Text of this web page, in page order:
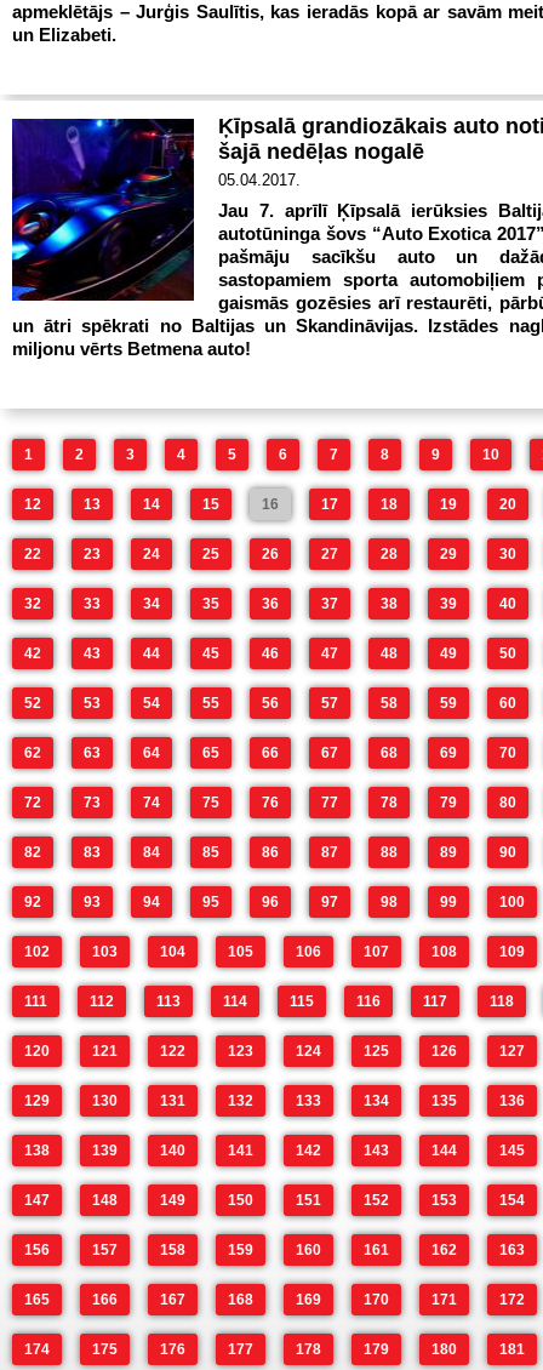
apmeklētājs – Jurģis Saulītis, kas ieradās kopā ar savām
un Elizabeti.
Ķīpsalā grandiozākais auto
šajā nedēļas nogalē
05.04.2017.
Jau 7. aprīlī Ķīpsalā ierūksies
autotūninga šovs “Auto Exotica
pašmāju sacīkšu auto un
sastopamiem sporta automobiļiem
gaismās gozēsies arī restaurēti,
un ātri spēkrati no Baltijas un Skandināvijas. Izstādes
miljonu vērts Betmena auto!
1 2 3 4 5 6 7 8 9 10
12 13 14 15 16 17 18 19 20
22 23 24 25 26 27 28 29 30
32 33 34 35 36 37 38 39 40
42 43 44 45 46 47 48 49 50
52 53 54 55 56 57 58 59 60
62 63 64 65 66 67 68 69 70
72 73 74 75 76 77 78 79 80
82 83 84 85 86 87 88 89 90
92 93 94 95 96 97 98 99 100
102 103 104 105 106 107 108 109
111 112 113 114 115 116 117 118
120 121 122 123 124 125 126 127
129 130 131 132 133 134 135 136
138 139 140 141 142 143 144 145
147 148 149 150 151 152 153 154
156 157 158 159 160 161 162 163
165 166 167 168 169 170 171 172
174 175 176 177 178 179 180 181